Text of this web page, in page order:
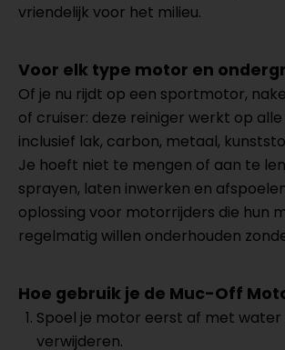
vriendelijk voor het milieu.
Voor elk type motor en
Of je nu rijdt op een sportmotor,
of cruiser: deze reiniger werkt op
inclusief lak, carbon, metaal,
Je hoeft niet te mengen of aan te
sprayen, laten inwerken en
oplossing voor motorrijders die hun
regelmatig willen onderhouden
Hoe gebruik je de Muc-Off
Spoel je motor eerst af met water
verwijderen.